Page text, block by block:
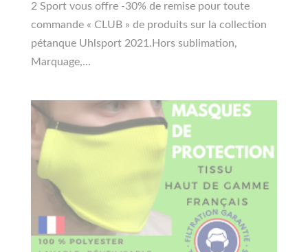
2 Sport vous offre -30% de remise pour toute
commande « CLUB » de produits sur la collection
pétanque Uhlsport 2021.Hors sublimation,
Marquage,...